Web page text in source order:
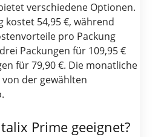
verschiedene Optionen.
kostet 54,95 €, während
pro Packung
Packungen für 109,95 €
für 79,90 €. Die monatliche
der gewählten
Prime geeignet?